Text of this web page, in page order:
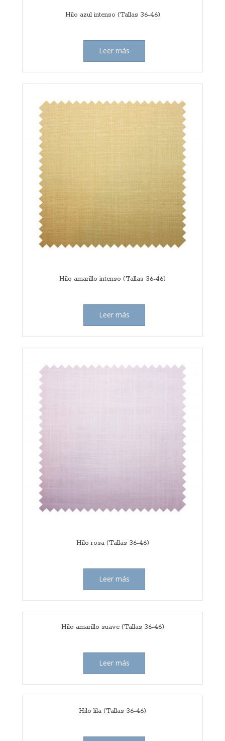
Hilo azul intenso (Tallas 36-46)
Leer más
Hilo amarillo intenso (Tallas 36-46)
Leer más
Hilo rosa (Tallas 36-46)
Leer más
Hilo amarillo suave (Tallas 36-46)
Leer más
Hilo lila (Tallas 36-46)